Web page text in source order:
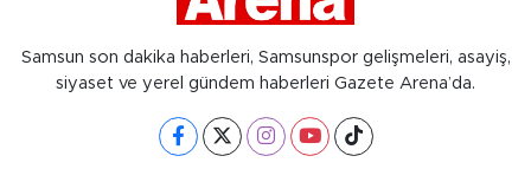
Samsun son dakika haberleri, Samsunspor gelişmeleri, asayiş,
siyaset ve yerel gündem haberleri Gazete Arena’da.